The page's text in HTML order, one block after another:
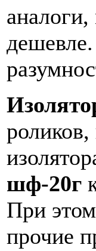
дешевле.
шф-20г
При
прочие